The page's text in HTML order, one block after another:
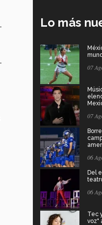
Lo más
07
07
06
Del
06
Tec
voz"